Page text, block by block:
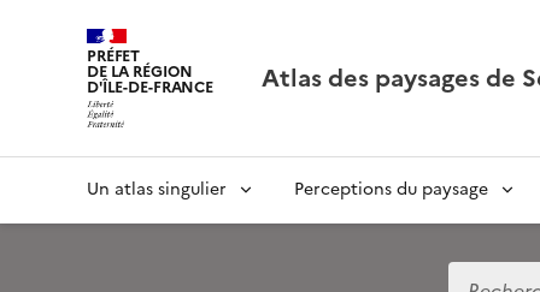
PRÉFET
DE LA RÉGION
D'ÎLE-DE-FRANCE Atlas des paysages de
Un atlas singulier Perceptions du paysage
Recherche